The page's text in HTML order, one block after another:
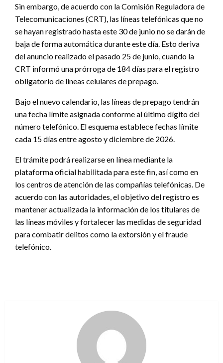
Sin embargo, de acuerdo con la Comisión Reguladora de
Telecomunicaciones (CRT), las líneas telefónicas que no
se hayan registrado hasta este 30 de junio no se darán de
baja de forma automática durante este día. Esto deriva
del anuncio realizado el pasado 25 de junio, cuando la
CRT informó una prórroga de 184 días para el registro
obligatorio de líneas celulares de prepago.
Bajo el nuevo calendario, las líneas de prepago tendrán
una fecha límite asignada conforme al último dígito del
número telefónico. El esquema establece fechas límite
cada 15 días entre agosto y diciembre de 2026.
El trámite podrá realizarse en línea mediante la
plataforma oficial habilitada para este fin, así como en
los centros de atención de las compañías telefónicas. De
acuerdo con las autoridades, el objetivo del registro es
mantener actualizada la información de los titulares de
las líneas móviles y fortalecer las medidas de seguridad
para combatir delitos como la extorsión y el fraude
telefónico.